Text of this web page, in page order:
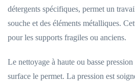
détergents spécifiques, permet un
souche et des éléments métalliques.
pour les supports fragiles ou anciens.
Le nettoyage à haute ou basse
surface le permet. La pression est